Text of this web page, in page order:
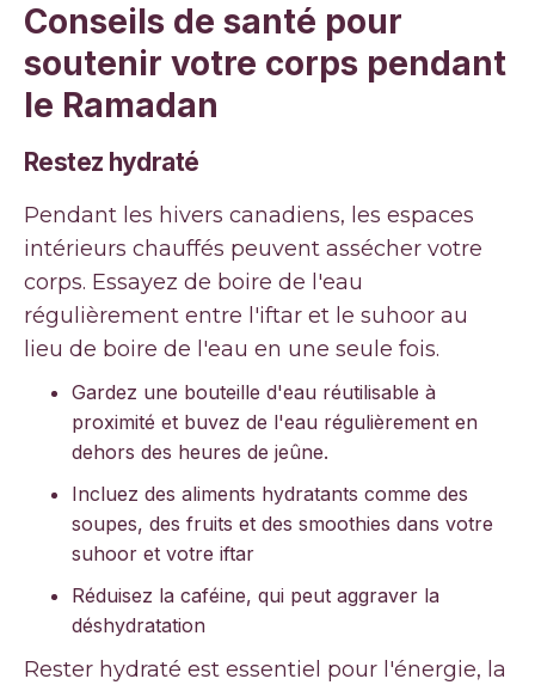
Conseils de santé pour
soutenir votre corps pendant
le Ramadan
Restez hydraté
Pendant les hivers canadiens, les espaces
intérieurs chauffés peuvent assécher votre
corps. Essayez de boire de l'eau
régulièrement entre l'iftar et le suhoor au
lieu de boire de l'eau en une seule fois.
Gardez une bouteille d'eau réutilisable à
proximité et buvez de l'eau régulièrement en
dehors des heures de jeûne.
Incluez des aliments hydratants comme des
soupes, des fruits et des smoothies dans votre
suhoor et votre iftar
Réduisez la caféine, qui peut aggraver la
déshydratation
Rester hydraté est essentiel pour l'énergie, la